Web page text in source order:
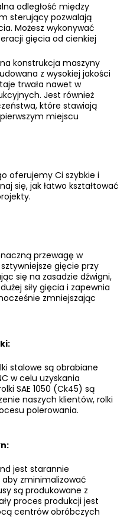
odległość między
sterujący pozwalają
Możesz wykonywać
gięcia od cienkiej
konstrukcja maszyny
z wysokiej jakości
trwała nawet w
Jest również
które stawiają
miejscu
oferujemy Ci szybkie i
się, jak łatwo kształtować
przewagę w
gięcie przy
się na zasadzie dźwigni,
siły gięcia i zapewnia
zmniejszając
stalowe są obrabiane
w celu uzyskania
SAE 1050 (Ck45) są
naszych klientów, rolki
polerowania.
jest starannie
zminimalizować
są produkowane z
proces produkcji jest
centrów obróbczych